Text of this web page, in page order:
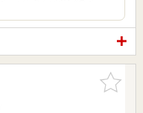
お気に入
りに追加